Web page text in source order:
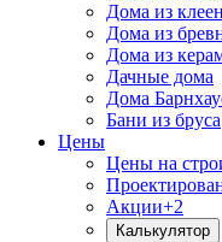
Дома из
Дома из
Дома из
Дачные дома
Дома
Бани из бруса
Цены
Цены на
Акции+2
Калькулятор